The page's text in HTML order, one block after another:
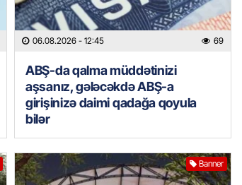
06.08.2026 - 12:45 69
ABŞ-da qalma müddətinizi
aşsanız, gələcəkdə ABŞ-a
girişinizə daimi qadağa qoyula
bilər
Banner